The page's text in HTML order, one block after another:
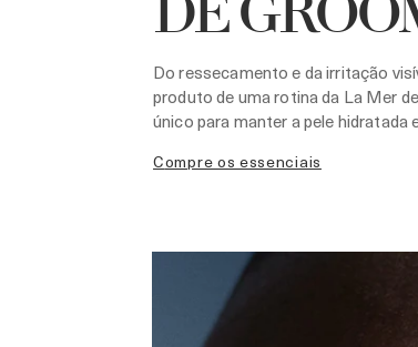
DE
Do ressecamento e da irritação
produto de uma rotina da La Mer
único para manter a pele hidratada
compre os essenciais